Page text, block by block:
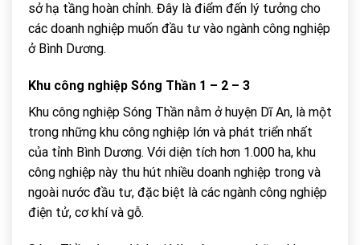
sở hạ tầng hoàn chỉnh. Đây là điểm đến lý tưởng cho
các doanh nghiệp muốn đầu tư vào ngành công nghiệp
ở Bình Dương.
Khu công nghiệp Sóng Thần 1 – 2 – 3
Khu công nghiệp Sóng Thần nằm ở huyện Dĩ An, là một
trong những khu công nghiệp lớn và phát triển nhất
của tỉnh Bình Dương. Với diện tích hơn 1.000 ha, khu
công nghiệp này thu hút nhiều doanh nghiệp trong và
ngoài nước đầu tư, đặc biệt là các ngành công nghiệp
điện tử, cơ khí và gỗ.